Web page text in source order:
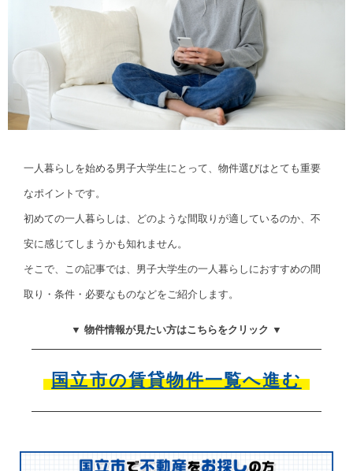
一人暮らしを始める男子大学生にとって、物件選びはとても重要
なポイントです。
初めての一人暮らしは、どのような間取りが適しているのか、不
安に感じてしまうかも知れません。
そこで、この記事では、男子大学生の一人暮らしにおすすめの間
取り・条件・必要なものなどをご紹介します。
▼ 物件情報が見たい方はこちらをクリック ▼
国立市の賃貸物件一覧へ進む